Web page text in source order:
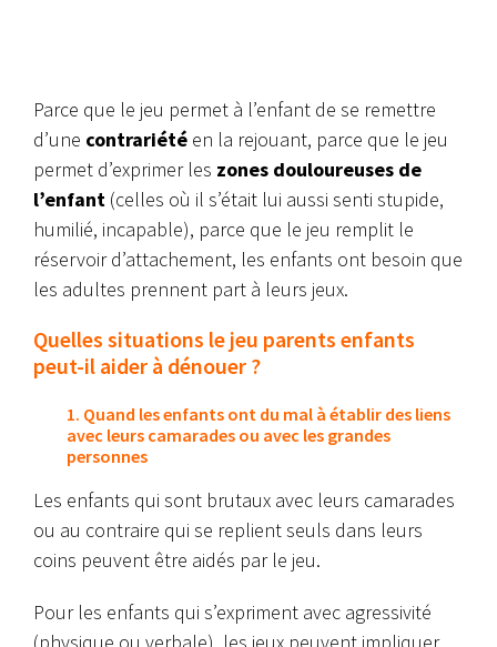
Parce que le jeu permet à l’enfant de se remettre
d’une contrariété en la rejouant, parce que le jeu
permet d’exprimer les zones douloureuses de
l’enfant (celles où il s’était lui aussi senti stupide,
humilié, incapable), parce que le jeu remplit le
réservoir d’attachement, les enfants ont besoin que
les adultes prennent part à leurs jeux.
Quelles situations le jeu parents enfants
peut-il aider à dénouer ?
1. Quand les enfants ont du mal à établir des liens
avec leurs camarades ou avec les grandes
personnes
Les enfants qui sont brutaux avec leurs camarades
ou au contraire qui se replient seuls dans leurs
coins peuvent être aidés par le jeu.
Pour les enfants qui s’expriment avec agressivité